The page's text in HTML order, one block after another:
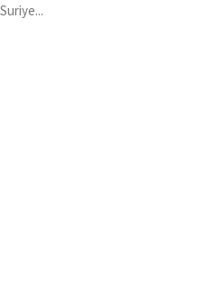
Suriye...